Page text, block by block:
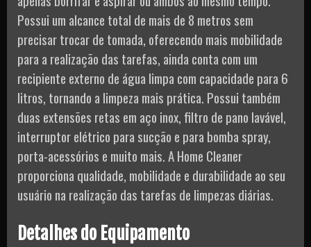
Possui um alcance total de mais de 8 metros sem
precisar trocar de tomada, oferecendo mais mobilidade
para a realização das tarefas, ainda conta com um
recipiente externo de água limpa com capacidade para 6
litros, tornando a limpeza mais prática. Possui também
duas extensões retas em aço inox, filtro de pano lavável,
interruptor elétrico para sucção e para bomba spray,
porta-acessórios e muito mais. A Home Cleaner
proporciona qualidade, mobilidade e durabilidade ao seu
usuário na realização das tarefas de limpezas diárias.
Detalhes do Equipamento